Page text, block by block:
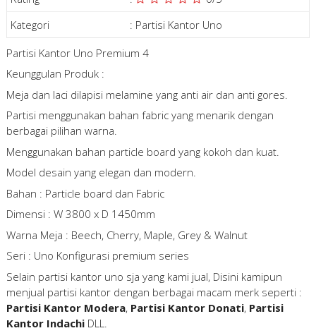
Kategori
: Partisi Kantor Uno
Partisi Kantor Uno Premium 4
Keunggulan Produk :
Meja dan laci dilapisi melamine yang anti air dan anti gores.
Partisi menggunakan bahan fabric yang menarik dengan
berbagai pilihan warna.
Menggunakan bahan particle board yang kokoh dan kuat.
Model desain yang elegan dan modern.
Bahan : Particle board dan Fabric
Dimensi : W 3800 x D 1450mm
Warna Meja : Beech, Cherry, Maple, Grey & Walnut
Seri : Uno Konfigurasi premium series
Selain partisi kantor uno sja yang kami jual, Disini kamipun
menjual partisi kantor dengan berbagai macam merk seperti :
Partisi Kantor Modera, Partisi Kantor Donati, Partisi
Kantor IndachiDLL.